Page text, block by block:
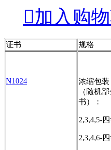
加入购
证书 规格
N1024
浓缩包
（随机
书）：
2,3,4,5-
2,3,4,6-